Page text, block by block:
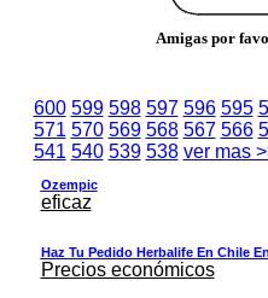
Amigas por
600 599 598 597 596 595
571 570 569 568 567 566
541 540 539 538 ver mas
Ozempic
eficaz
Haz Tu Pedido Herbalife En Chile
Precios económicos